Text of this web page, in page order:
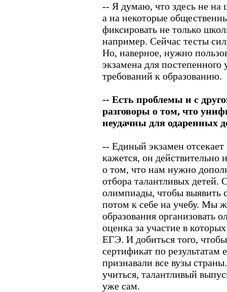
-- Я думаю, что здесь не на
а на некоторые
фиксировать не только
например. Сейчас тесты
Но, наверное, нужно
экзамена для
требований к образованию.
-- Есть проблемы и с
разговоры о том, что
неудачны для одаренных
-- Единый экзамен
кажется, он
о том, что нам нужно
отбора талантливых детей.
олимпиады, чтобы выявить
потом к себе на учебу. Мы
образования организовать
оценка за участие в
ЕГЭ. И добиться того,
сертификат по результатам
признавали все вузы
учиться, талантливый
уже сам.